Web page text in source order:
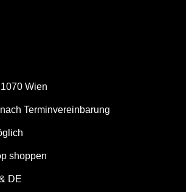
Wien
Terminvereinbarung
shoppen
DE